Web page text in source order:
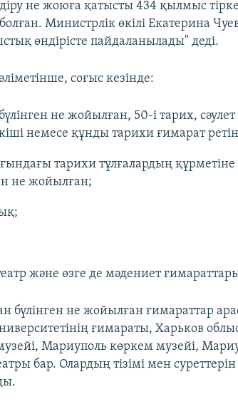
не жоюға қатысты 434 қылмыс
Министрлік өкілі Екатерина
өндірісте пайдаланылады" деді.
соғыс кезінде:
не жойылған, 50-і тарих,
немесе құнды тарихи ғимарат
тарихи тұлғалардың
не жойылған;
және өзге де мәдениет
бүлінген не жойылған ғимараттар
ғимараты, Харьков
Мариуполь көркем музейі,
бар. Олардың тізімі мен